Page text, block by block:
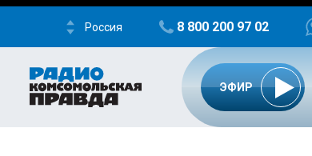
Россия 8 800 200 97 02
ЭФИР